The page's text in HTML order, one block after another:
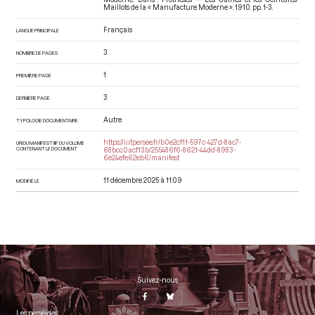
Maillots de la « Manufacture Moderne » . 1910. pp. 1-3.
LANGUE PRINCIPALE Français
NOMBRE DE PAGES 3
PREMIÈRE PAGE 1
DERNIÈRE PAGE 3
TYPOLOGIE DOCUMENTAIRE Autre
URI DU MANIFEST IIIF DU VOLUME
CONTENANT LE DOCUMENT
https://iiif.persee.fr/b0e2cf11-597c-427d-8ac7-
68bcc0acf13b/255486f6-8621-44dd-8983-
6e24efe62eb6/manifest
MODIFIÉ LE 11 décembre 2025 à 11:09
Suivez-nous
Les perséides